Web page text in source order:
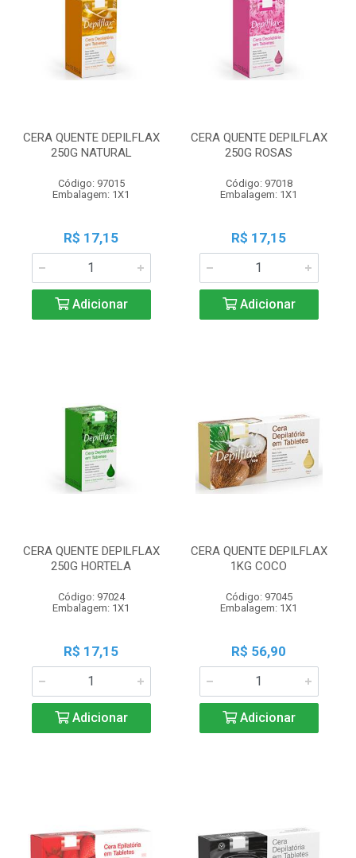
CERA QUENTE DEPILFLAX
250G NATURAL
Código: 97015
Embalagem: 1X1
R$ 17,15
Adicionar
CERA QUENTE DEPILFLAX
250G ROSAS
Código: 97018
Embalagem: 1X1
R$ 17,15
Adicionar
CERA QUENTE DEPILFLAX
250G HORTELA
Código: 97024
Embalagem: 1X1
R$ 17,15
Adicionar
CERA QUENTE DEPILFLAX
1KG COCO
Código: 97045
Embalagem: 1X1
R$ 56,90
Adicionar